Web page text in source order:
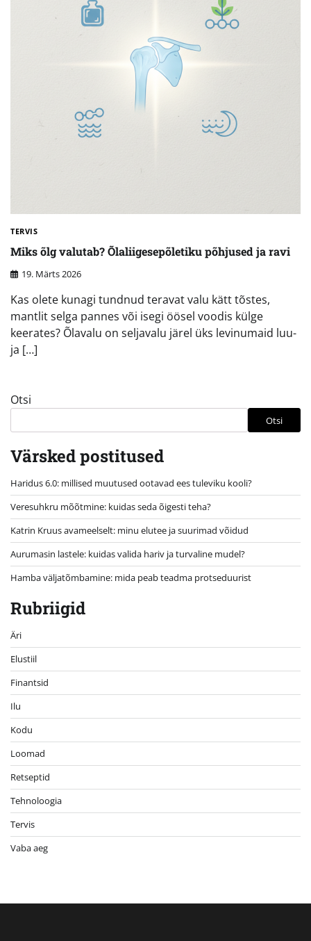
TERVIS
Miks õlg valutab? Õlaliigesepõletiku põhjused ja ravi
19. Märts 2026
Kas olete kunagi tundnud teravat valu kätt tõstes,
mantlit selga pannes või isegi öösel voodis külge
keerates? Õlavalu on seljavalu järel üks levinumaid luu-
ja […]
Otsi
Otsi
Värsked postitused
Haridus 6.0: millised muutused ootavad ees tuleviku kooli?
Veresuhkru mõõtmine: kuidas seda õigesti teha?
Katrin Kruus avameelselt: minu elutee ja suurimad võidud
Aurumasin lastele: kuidas valida hariv ja turvaline mudel?
Hamba väljatõmbamine: mida peab teadma protseduurist
Rubriigid
Äri
Elustiil
Finantsid
Ilu
Kodu
Loomad
Retseptid
Tehnoloogia
Tervis
Vaba aeg